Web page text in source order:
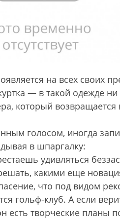
на всех своих
— в такой одежде
который
голосом, иногда
в шпаргалку:
удивляться
какими еще
что под видом
гольф-клуб. А если
есть творческие планы